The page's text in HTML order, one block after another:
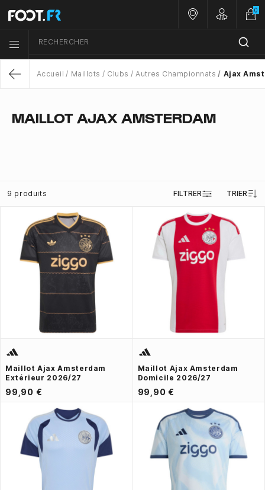
Menu list icon
RECHERCHER
Nos magasins
Customer
0
Accueil Maillots Clubs Autres Championnats Ajax
MAILLOT AJAX AMSTERDAM
9 produits FILTRER TRIER
Maillot Ajax Amsterdam
Extérieur 2026/27
99,90 €
Maillot Ajax Amsterdam
Domicile 2026/27
99,90 €